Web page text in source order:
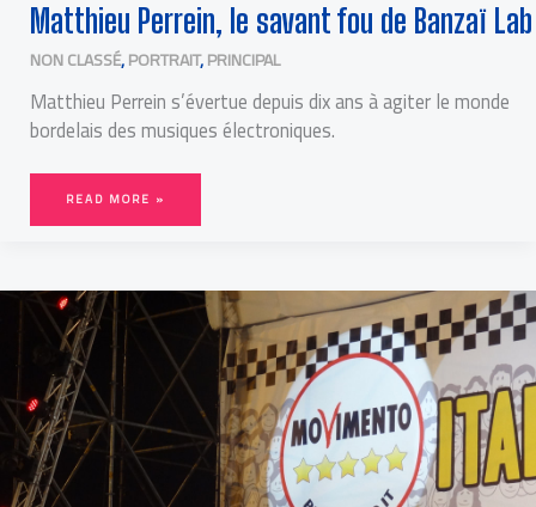
Matthieu Perrein, le savant fou de Banzaï Lab
NON CLASSÉ,PORTRAIT,PRINCIPAL
Matthieu Perrein s’évertue depuis dix ans à agiter le monde
bordelais des musiques électroniques.
READ MORE »
M5S
:
DES
ÉTOILES
PAS
SI
BRILLANTES